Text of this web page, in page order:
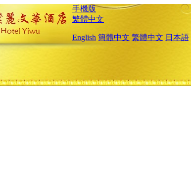
手機版
繁體中文
English 簡體中文 繁體中文 日本語